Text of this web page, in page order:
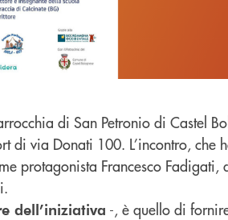
di San Petronio di Castel
via Donati 100. L’incontro, che
protagonista Francesco Fadigati,
dell’iniziativa -, è quello di